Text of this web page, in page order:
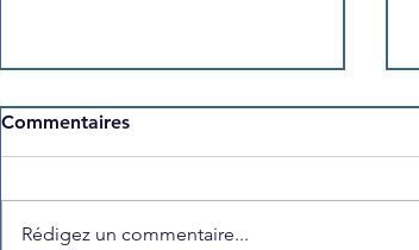
Commentaires
Rédigez un commentaire...